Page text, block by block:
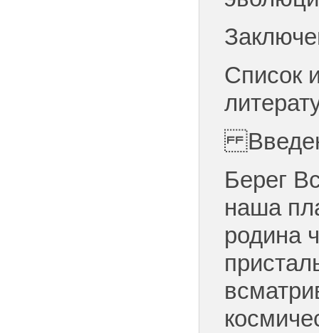
Список
Берег
наша
родина